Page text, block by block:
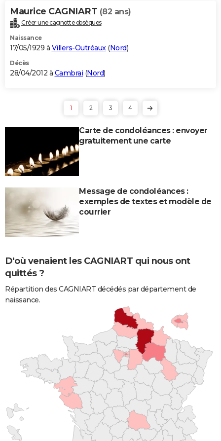
Maurice CAGNIART (82 ans)
Créer une cagnotte obsèques
Naissance
17/05/1929 à Villers-Outréaux (Nord)
Décès
28/04/2012 à Cambrai (Nord)
1 2 3 4
Carte de condoléances : envoyer
gratuitement une carte
Message de condoléances :
exemples de textes et modèle de
courrier
D'où venaient les CAGNIART qui nous ont
quittés ?
Répartition des CAGNIART décédés par département de
naissance.